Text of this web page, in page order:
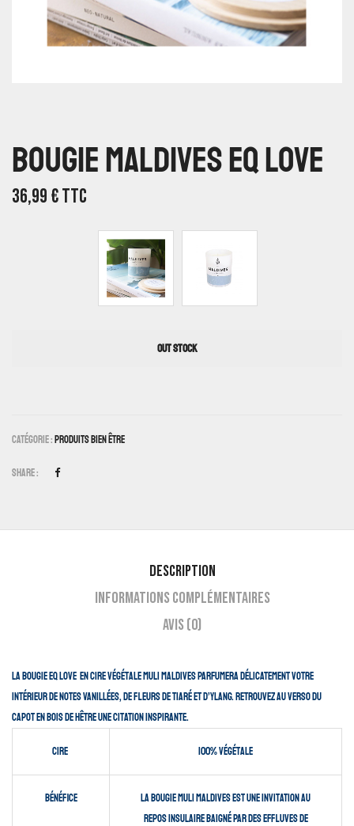
Bougie Maldives Eq Love
36,99€TTC
OUT STOCK
Catégorie : Produits Bien Être
Share :
Description
Informations complémentaires
Avis (0)
La bougie Eq Love en cire végétale Muli Maldives parfumera délicatement votre
intérieur de notes vanillées, de fleurs de Tiaré et d’Ylang. Retrouvez au verso du
capot en bois de hêtre une citation inspirante.
Cire 100% Végétale
Bénéfice
La bougie Muli Maldives est une invitation au
repos insulaire baigné par des effluves de